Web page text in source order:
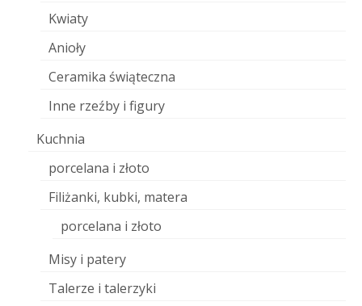
Kwiaty
Anioły
Ceramika świąteczna
Inne rzeźby i figury
Kuchnia
porcelana i złoto
Filiżanki, kubki, matera
porcelana i złoto
Misy i patery
Talerze i talerzyki